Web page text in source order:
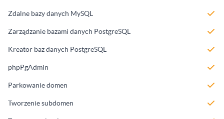
Zdalne bazy danych MySQL
Zarządzanie bazami danych PostgreSQL
Kreator baz danych PostgreSQL
phpPgAdmin
Parkowanie domen
Tworzenie subdomen